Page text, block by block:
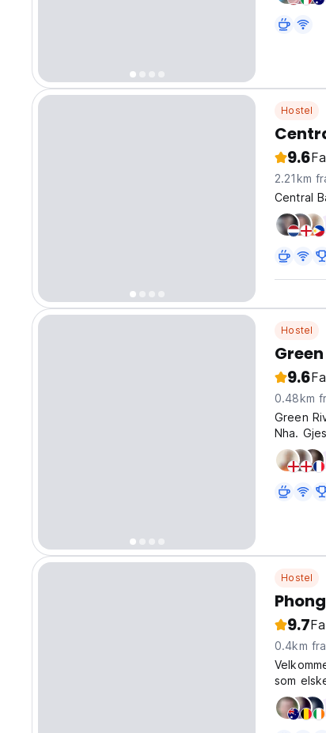
Hostel
9.6
2.21km
Central
Hostel
9.6
0.48km
Green
Nha.
nyte et
Hostel
9.7
0.4km
som
grønn